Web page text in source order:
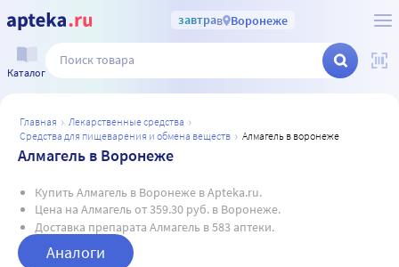
завтрав Воронеже
Каталог
главная
лекарственные средства
средства для пищеварения и обмена веществ
алмагель в воронеже
Алмагель в Воронеже
Купить Алмагель в Воронеже в Apteka.ru.
Цена на Алмагель от 359.30 руб. в Воронеже.
Доставка препарата Алмагель в 583 аптеки.
Аналоги